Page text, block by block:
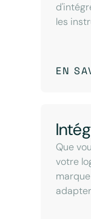
les
EN
Que
votre